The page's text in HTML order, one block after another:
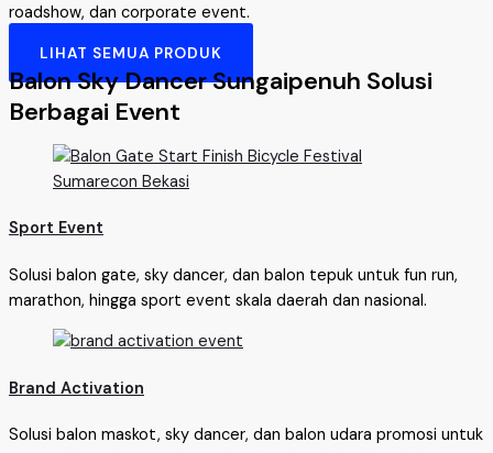
roadshow, dan corporate event.
LIHAT SEMUA PRODUK
Balon Sky Dancer Sungaipenuh Solusi
Berbagai Event
Sport Event
Solusi balon gate, sky dancer, dan balon tepuk untuk fun run,
marathon, hingga sport event skala daerah dan nasional.
Brand Activation
Solusi balon maskot, sky dancer, dan balon udara promosi untuk